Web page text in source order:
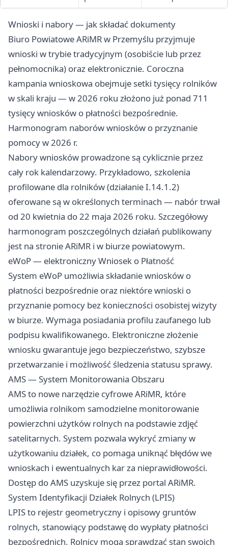
Wnioski i nabory — jak składać dokumenty
Biuro Powiatowe ARiMR w Przemyślu przyjmuje
wnioski w trybie tradycyjnym (osobiście lub przez
pełnomocnika) oraz elektronicznie. Coroczna
kampania wnioskowa obejmuje setki tysięcy rolników
w skali kraju — w 2026 roku złożono już ponad 711
tysięcy wniosków o płatności bezpośrednie.
Harmonogram naborów wniosków o przyznanie
pomocy w 2026 r.
Nabory wniosków prowadzone są cyklicznie przez
cały rok kalendarzowy. Przykładowo, szkolenia
profilowane dla rolników (działanie I.14.1.2)
oferowane są w określonych terminach — nabór trwał
od 20 kwietnia do 22 maja 2026 roku. Szczegółowy
harmonogram poszczególnych działań publikowany
jest na stronie ARiMR i w biurze powiatowym.
eWoP — elektroniczny Wniosek o Płatność
System eWoP umożliwia składanie wniosków o
płatności bezpośrednie oraz niektóre wnioski o
przyznanie pomocy bez konieczności osobistej wizyty
w biurze. Wymaga posiadania profilu zaufanego lub
podpisu kwalifikowanego. Elektroniczne złożenie
wniosku gwarantuje jego bezpieczeństwo, szybsze
przetwarzanie i możliwość śledzenia statusu sprawy.
AMS — System Monitorowania Obszaru
AMS to nowe narzędzie cyfrowe ARiMR, które
umożliwia rolnikom samodzielne monitorowanie
powierzchni użytków rolnych na podstawie zdjęć
satelitarnych. System pozwala wykryć zmiany w
użytkowaniu działek, co pomaga uniknąć błędów we
wnioskach i ewentualnych kar za nieprawidłowości.
Dostęp do AMS uzyskuje się przez portal ARiMR.
System Identyfikacji Działek Rolnych (LPIS)
LPIS to rejestr geometryczny i opisowy gruntów
rolnych, stanowiący podstawę do wypłaty płatności
bezpośrednich. Rolnicy mogą sprawdzać stan swoich